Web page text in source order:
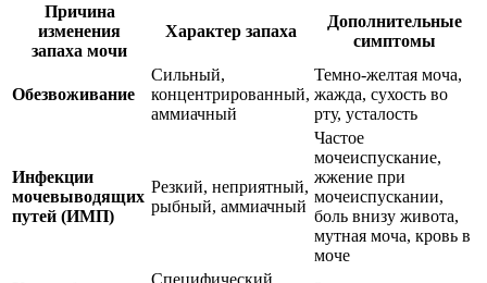
Причина
изменения
запаха мочи
Характер запаха
Дополнительные
симптомы
Обезвоживание
Сильный,
концентрированный,
аммиачный
Темно-желтая моча,
жажда, сухость во
рту, усталость
Инфекции
мочевыводящих
путей (ИМП)
Резкий, неприятный,
рыбный, аммиачный
Частое
мочеиспускание,
жжение при
мочеиспускании,
боль внизу живота,
мутная моча, кровь в
моче
Специфический